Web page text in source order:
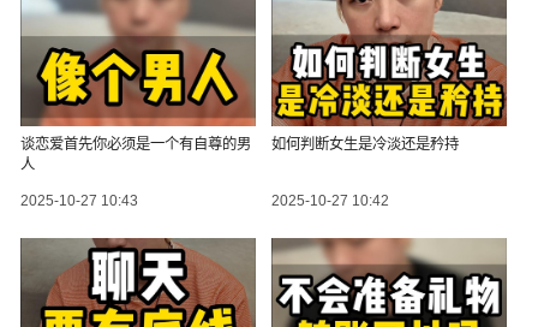
谈恋爱首先你必须是一个有自尊的男
人
2025-10-27 10:43
如何判断女生是冷淡还是矜持
2025-10-27 10:42